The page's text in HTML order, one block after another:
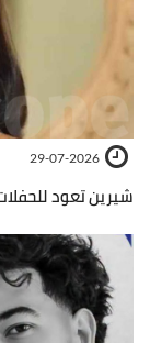
29-07-2026
شيرين تعود